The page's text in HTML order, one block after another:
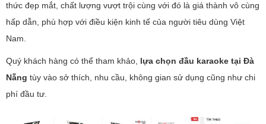
thức đẹp mắt, chất lượng vượt trội cùng với đó là giá thành vô cùng
hấp dẫn, phù hợp với điều kiện kinh tế của người tiêu dùng Việt
Nam.
Quý khách hàng có thể tham khảo, lựa chọn đầu karaoke tại Đà
Nẵng tùy vào sở thích, nhu cầu, không gian sử dụng cũng như chi
phí đầu tư.